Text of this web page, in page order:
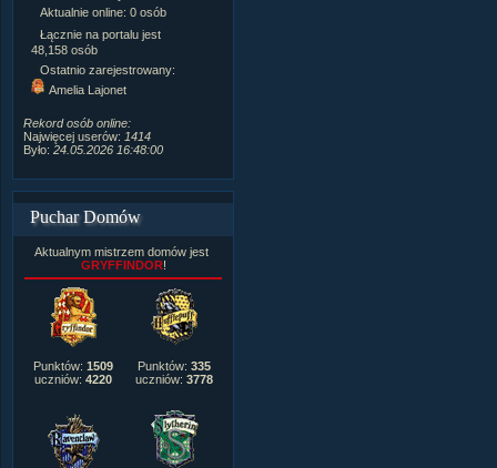
Aktualnie online: 0 osób
Łącznie na portalu jest
48,158 osób
Ostatnio zarejestrowany:
Amelia Lajonet
Rekord osób online:
Najwięcej userów: 1414
Było: 24.05.2026 16:48:00
Puchar Domów
Aktualnym mistrzem domów jest
GRYFFINDOR!
Punktów: 1509
uczniów: 4220
Punktów: 335
uczniów: 3778